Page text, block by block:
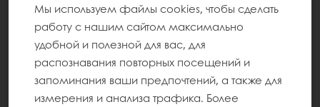
Мы используем файлы cookies, чтобы сделать
работу с нашим сайтом максимально
удобной и полезной для вас, для
распознавания повторных посещений и
запоминания ваши предпочтений, а также для
измерения и анализа трафика. Более